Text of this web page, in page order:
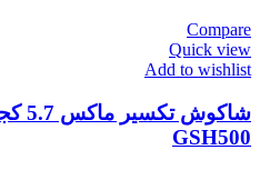
Compare
Quick view
Add to wishlist
GSH500